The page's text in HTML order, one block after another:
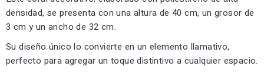
densidad, se presenta con una altura de 40 cm, un grosor de
3 cm y un ancho de 32 cm.
Su diseño único lo convierte en un elemento llamativo,
perfecto para agregar un toque distintivo a cualquier espacio.